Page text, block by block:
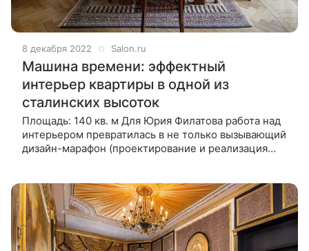
8 декабря 2022 Salon.ru
Машина времени: эффектный
интерьер квартиры в одной из
сталинских высоток
Площадь: 140 кв. м Для Юрия Филатова работа над
интерьером превратилась в не только вызывающий
дизайн-марафон (проектирование и реализация